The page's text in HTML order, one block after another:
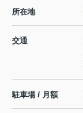
所在地
交通
駐車場 / 月額